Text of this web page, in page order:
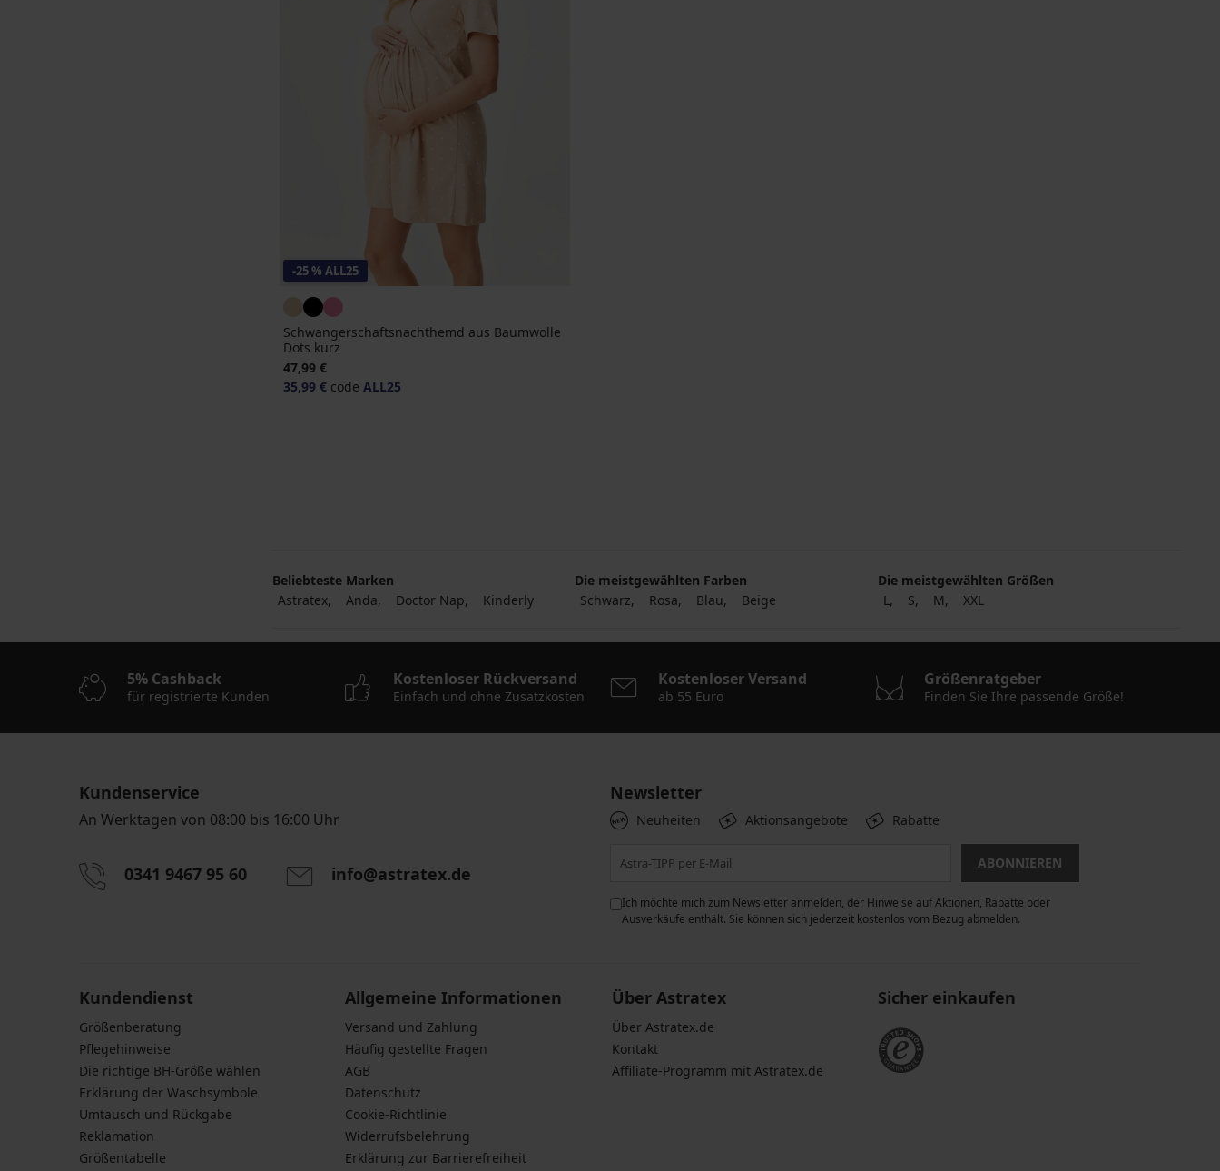
-25 % ALL25
Schwangerschaftsnachthemd aus Baumwolle
Dots kurz
47,99 €
35,99 € code ALL25
Beliebteste Marken
Astratex
Anda Doctor Nap Kinderly
Die meistgewählten Farben
Schwarz
Rosa Blau Beige
Die meistgewählten Größen
L
S M XXL
5% Cashback
für registrierte Kunden
Kostenloser Rückversand
Einfach und ohne Zusatzkosten
Kostenloser Versand
ab 55 Euro
Größenratgeber
Finden Sie Ihre passende Größe!
Kundenservice
An Werktagen von 08:00 bis 16:00 Uhr
0341 9467 95 60 info@astratex.de
Newsletter
Neuheiten Aktionsangebote Rabatte
ABONNIEREN
Ich möchte mich zum Newsletter anmelden, der Hinweise auf Aktionen, Rabatte oder
Ausverkäufe enthält. Sie können sich jederzeit kostenlos vom Bezug abmelden.
Kundendienst
Größenberatung
Pflegehinweise
Die richtige BH-Größe wählen
Erklärung der Waschsymbole
Umtausch und Rückgabe
Reklamation
Größentabelle
Allgemeine Informationen
Versand und Zahlung
Häufig gestellte Fragen
AGB
Datenschutz
Cookie-Richtlinie
Widerrufsbelehrung
Erklärung zur Barrierefreiheit
Über Astratex
Über Astratex.de
Kontakt
Affiliate-Programm mit Astratex.de
Sicher einkaufen